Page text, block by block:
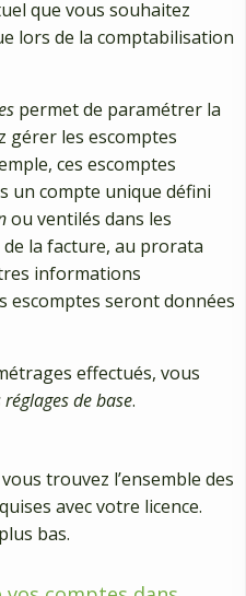
que vous souhaitez
lors de la comptabilisation
permet de paramétrer la
gérer les escomptes
ces escomptes
un compte unique défini
ou ventilés dans les
de la facture, au prorata
informations
escomptes seront données
effectués, vous
de base.
vous trouvez l’ensemble des
avec votre licence.
bas.